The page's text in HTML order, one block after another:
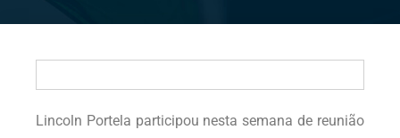
Lincoln Portela participou nesta semana de reunião